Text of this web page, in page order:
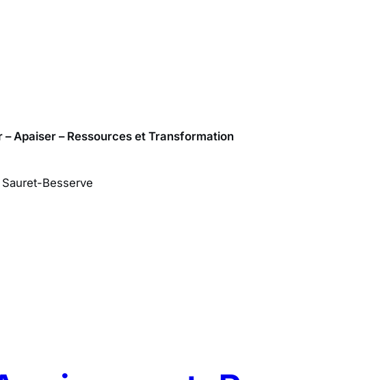
Apaiser – Ressources et Transformation
Besserve